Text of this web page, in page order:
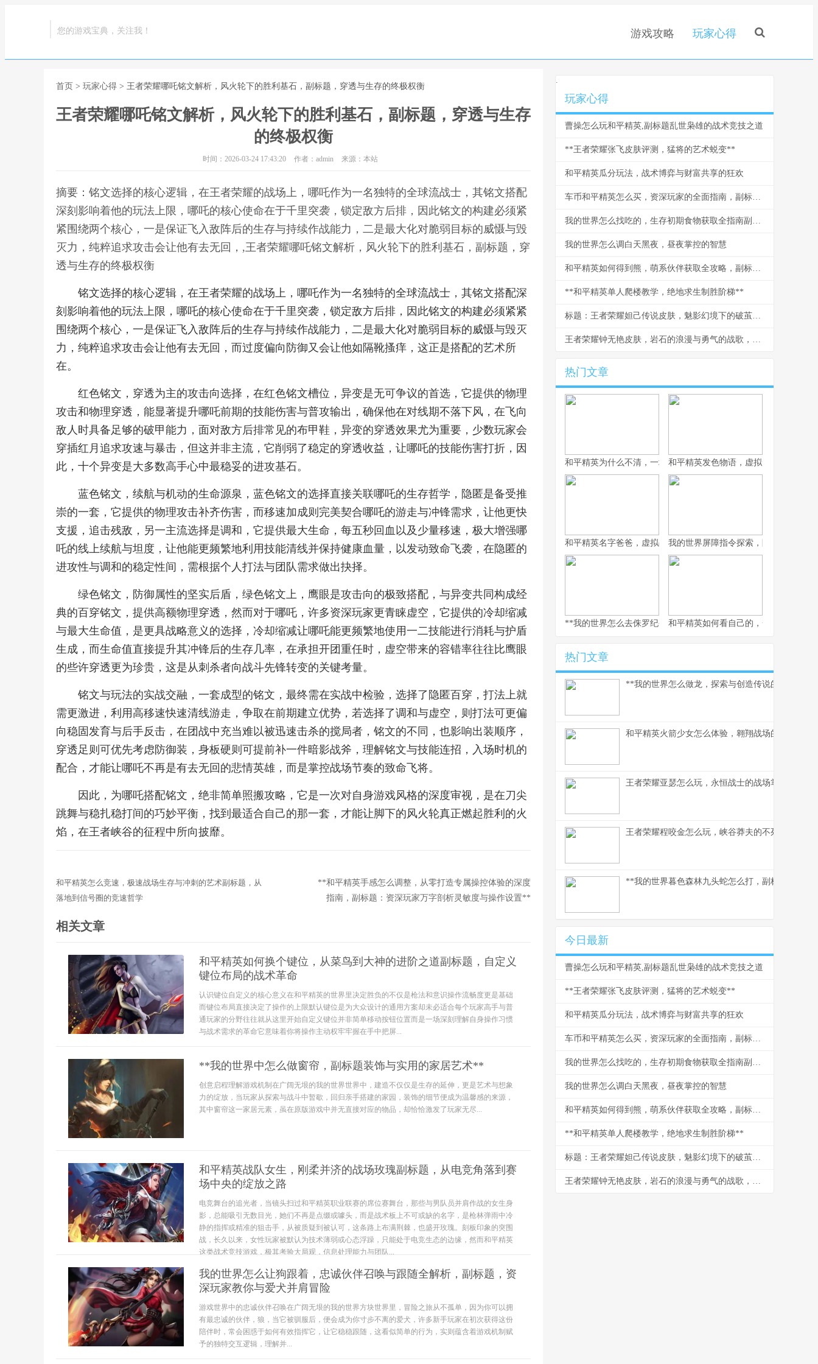
您的游戏宝典，关注我！ 游戏攻略 玩家心得
首页 > 玩家心得 > 王者荣耀哪吒铭文解析，风火轮下的胜利基石，副标题，穿透与生存的终极权衡
王者荣耀哪吒铭文解析，风火轮下的胜利基石，副标题，穿透与生存
的终极权衡
时间：2026-03-24 17:43:20 作者：admin 来源：本站
摘要：铭文选择的核心逻辑，在王者荣耀的战场上，哪吒作为一名独特的全球流战士，其铭文搭配
深刻影响着他的玩法上限，哪吒的核心使命在于千里突袭，锁定敌方后排，因此铭文的构建必须紧
紧围绕两个核心，一是保证飞入敌阵后的生存与持续作战能力，二是最大化对脆弱目标的威慑与毁
灭力，纯粹追求攻击会让他有去无回，,王者荣耀哪吒铭文解析，风火轮下的胜利基石，副标题，穿
透与生存的终极权衡
铭文选择的核心逻辑，在王者荣耀的战场上，哪吒作为一名独特的全球流战士，其铭文搭配深
刻影响着他的玩法上限，哪吒的核心使命在于千里突袭，锁定敌方后排，因此铭文的构建必须紧紧
围绕两个核心，一是保证飞入敌阵后的生存与持续作战能力，二是最大化对脆弱目标的威慑与毁灭
力，纯粹追求攻击会让他有去无回，而过度偏向防御又会让他如隔靴搔痒，这正是搭配的艺术所
在。
红色铭文，穿透为主的攻击向选择，在红色铭文槽位，异变是无可争议的首选，它提供的物理
攻击和物理穿透，能显著提升哪吒前期的技能伤害与普攻输出，确保他在对线期不落下风，在飞向
敌人时具备足够的破甲能力，面对敌方后排常见的布甲鞋，异变的穿透效果尤为重要，少数玩家会
穿插红月追求攻速与暴击，但这并非主流，它削弱了稳定的穿透收益，让哪吒的技能伤害打折，因
此，十个异变是大多数高手心中最稳妥的进攻基石。
蓝色铭文，续航与机动的生命源泉，蓝色铭文的选择直接关联哪吒的生存哲学，隐匿是备受推
崇的一套，它提供的物理攻击补齐伤害，而移速加成则完美契合哪吒的游走与冲锋需求，让他更快
支援，追击残敌，另一主流选择是调和，它提供最大生命，每五秒回血以及少量移速，极大增强哪
吒的线上续航与坦度，让他能更频繁地利用技能清线并保持健康血量，以发动致命飞袭，在隐匿的
进攻性与调和的稳定性间，需根据个人打法与团队需求做出抉择。
绿色铭文，防御属性的坚实后盾，绿色铭文上，鹰眼是攻击向的极致搭配，与异变共同构成经
典的百穿铭文，提供高额物理穿透，然而对于哪吒，许多资深玩家更青睐虚空，它提供的冷却缩减
与最大生命值，是更具战略意义的选择，冷却缩减让哪吒能更频繁地使用一二技能进行消耗与护盾
生成，而生命值直接提升其冲锋后的生存几率，在承担开团重任时，虚空带来的容错率往往比鹰眼
的些许穿透更为珍贵，这是从刺杀者向战斗先锋转变的关键考量。
铭文与玩法的实战交融，一套成型的铭文，最终需在实战中检验，选择了隐匿百穿，打法上就
需更激进，利用高移速快速清线游走，争取在前期建立优势，若选择了调和与虚空，则打法可更偏
向稳固发育与后手反击，在团战中充当难以被迅速击杀的搅局者，铭文的不同，也影响出装顺序，
穿透足则可优先考虑防御装，身板硬则可提前补一件暗影战斧，理解铭文与技能连招，入场时机的
配合，才能让哪吒不再是有去无回的悲情英雄，而是掌控战场节奏的致命飞将。
因此，为哪吒搭配铭文，绝非简单照搬攻略，它是一次对自身游戏风格的深度审视，是在刀尖
跳舞与稳扎稳打间的巧妙平衡，找到最适合自己的那一套，才能让脚下的风火轮真正燃起胜利的火
焰，在王者峡谷的征程中所向披靡。
和平精英怎么竞速，极速战场生存与冲刺的艺术副标题，从
落地到信号圈的竞速哲学
**和平精英手感怎么调整，从零打造专属操控体验的深度
指南，副标题：资深玩家万字剖析灵敏度与操作设置**
相关文章
和平精英如何换个键位，从菜鸟到大神的进阶之道副标题，自定义
键位布局的战术革命
认识键位自定义的核心意义在和平精英的世界里决定胜负的不仅是枪法和意识操作流畅度更是基础
而键位布局直接决定了操作的上限默认键位是为大众设计的通用方案却未必适合每个玩家高手与普
通玩家的分野往往就从这里开始自定义键位并非简单移动按钮位置而是一场深刻理解自身操作习惯
与战术需求的革命它意味着你将操作主动权牢牢握在手中把屏...
**我的世界中怎么做窗帘，副标题装饰与实用的家居艺术**
创意启程理解游戏机制在广阔无垠的我的世界世界中，建造不仅仅是生存的延伸，更是艺术与想象
力的绽放，当玩家从探索与战斗中暂歇，回归亲手搭建的家园，装饰的细节便成为温馨感的来源，
其中窗帘这一家居元素，虽在原版游戏中并无直接对应的物品，却恰恰激发了玩家无尽...
和平精英战队女生，刚柔并济的战场玫瑰副标题，从电竞角落到赛
场中央的绽放之路
电竞舞台的追光者，当镜头扫过和平精英职业联赛的席位赛舞台，那些与男队员并肩作战的女生身
影，总能吸引无数目光，她们不再是点缀或噱头，而是战术板上不可或缺的名字，是枪林弹雨中冷
静的指挥或精准的狙击手，从被质疑到被认可，这条路上布满荆棘，也盛开玫瑰。刻板印象的突围
战，长久以来，女性玩家被默认为技术薄弱或心态浮躁，只能处于电竞生态的边缘，然而和平精英
这类战术竞技游戏，极其考验大局观，信息处理能力与团队...
我的世界怎么让狗跟着，忠诚伙伴召唤与跟随全解析，副标题，资
深玩家教你与爱犬并肩冒险
游戏世界中的忠诚伙伴召唤在广阔无垠的我的世界方块世界里，冒险之旅从不孤单，因为你可以拥
有最忠诚的伙伴，狼，当它被驯服后，便会成为你寸步不离的爱犬，许多新手玩家在初次获得这份
陪伴时，常会困惑于如何有效指挥它，让它稳稳跟随，这看似简单的行为，实则蕴含着游戏机制赋
予的独特交互逻辑，理解并...
.
玩家心得
曹操怎么玩和平精英,副标题乱世枭雄的战术竞技之道
**王者荣耀张飞皮肤评测，猛将的艺术蜕变**
和平精英瓜分玩法，战术博弈与财富共享的狂欢
车币和平精英怎么买，资深玩家的全面指南，副标题，揭秘安全高效获取车币的实战心得
我的世界怎么找吃的，生存初期食物获取全指南副标题，从啃苹果到烤肉排的进阶之路
我的世界怎么调白天黑夜，昼夜掌控的智慧
和平精英如何得到熊，萌系伙伴获取全攻略，副标题，战术竞技中的温馨陪伴之道
**和平精英单人爬楼教学，绝地求生制胜阶梯**
标题：王者荣耀妲己传说皮肤，魅影幻境下的破茧新生，副标题：从建模细节到实战手感的玩家深度剖析
王者荣耀钟无艳皮肤，岩石的浪漫与勇气的战歌，浅析角色美学与玩家情感联结
热门文章
和平精英为什么不清，一场战术生存的匠心平衡和平精英发色物语，虚拟形象的情绪拼
和平精英名字爸爸，虚拟战场上的情感符号我的世界屏障指令探索，隐形墙壁的创
**我的世界怎么去侏罗纪公园，穿梭时空的驯龙之旅**
和平精英如何看自己的，一场沉浸式的
热门文章
**我的世界怎么做龙，探索与创造传说的征途**
和平精英火箭少女怎么体验，翱翔战场的粉色梦境
王者荣耀亚瑟怎么玩，永恒战士的战场掌握之道
王者荣耀程咬金怎么玩，峡谷莽夫的不死运营之道
**我的世界暮色森林九头蛇怎么打，副标题：烈焰
今日最新
曹操怎么玩和平精英,副标题乱世枭雄的战术竞技之道
**王者荣耀张飞皮肤评测，猛将的艺术蜕变**
和平精英瓜分玩法，战术博弈与财富共享的狂欢
车币和平精英怎么买，资深玩家的全面指南，副标题，揭秘安全高效获取车币的实战心得
我的世界怎么找吃的，生存初期食物获取全指南副标题，从啃苹果到烤肉排的进阶之路
我的世界怎么调白天黑夜，昼夜掌控的智慧
和平精英如何得到熊，萌系伙伴获取全攻略，副标题，战术竞技中的温馨陪伴之道
**和平精英单人爬楼教学，绝地求生制胜阶梯**
标题：王者荣耀妲己传说皮肤，魅影幻境下的破茧新生，副标题：从建模细节到实战手感的玩家深度剖析
王者荣耀钟无艳皮肤，岩石的浪漫与勇气的战歌，浅析角色美学与玩家情感联结